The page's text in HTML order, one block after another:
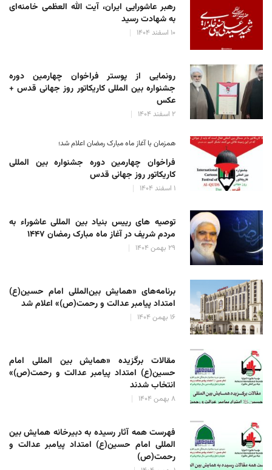
رهبر عاشورایی ایران، آیت الله العظمی خامنه‌ای
به شهادت رسید
۱۰ اسفند ۱۴۰۴
رونمایی از پوستر فراخوان چهارمین دوره
جشنواره بین المللی کاریکاتور روز جهانی قدس +
عکس
۲ اسفند ۱۴۰۴
همزمان با آغاز ماه مبارک رمضان اعلام شد؛
فراخوان چهارمین دوره جشنواره بین المللی
کاریکاتور روز جهانی قدس
۱ اسفند ۱۴۰۴
توصیه های رییس بنیاد بین المللی عاشوراء به
مردم شریف در آغاز ماه مبارک رمضان ۱۴۴۷
۲۹ بهمن ۱۴۰۴
برنامه‌های «همایش بین‌المللی امام حسین(ع)
امتداد پیامبر عدالت و رحمت(ص)» اعلام شد
۱۶ بهمن ۱۴۰۴
مقالات برگزیده «همایش بین المللی امام
حسین(ع) امتداد پیامبر عدالت و رحمت(ص)»
انتخاب شدند
۸ بهمن ۱۴۰۴
فهرست همه آثار رسیده به دبیرخانه همایش بین
المللی امام حسین(ع) امتداد پیامبر عدالت و
رحمت(ص)